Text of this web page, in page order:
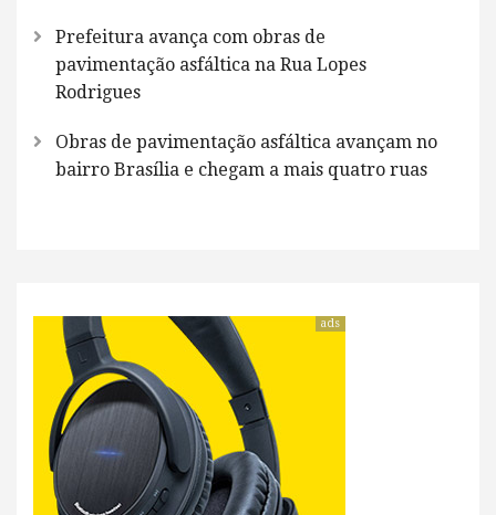
Prefeitura avança com obras de
pavimentação asfáltica na Rua Lopes
Rodrigues
Obras de pavimentação asfáltica avançam no
bairro Brasília e chegam a mais quatro ruas
ads